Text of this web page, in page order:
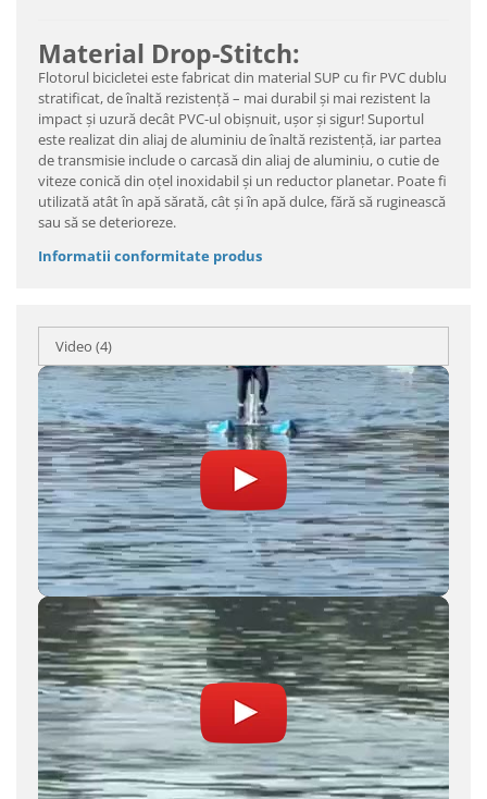
Material Drop-Stitch:
Flotorul bicicletei este fabricat din material SUP cu fir PVC dublu
stratificat, de înaltă rezistență – mai durabil și mai rezistent la
impact și uzură decât PVC-ul obișnuit, ușor și sigur! Suportul
este realizat din aliaj de aluminiu de înaltă rezistență, iar partea
de transmisie include o carcasă din aliaj de aluminiu, o cutie de
viteze conică din oțel inoxidabil și un reductor planetar. Poate fi
utilizată atât în apă sărată, cât și în apă dulce, fără să ruginească
sau să se deterioreze.
Informatii conformitate produs
Video (4)